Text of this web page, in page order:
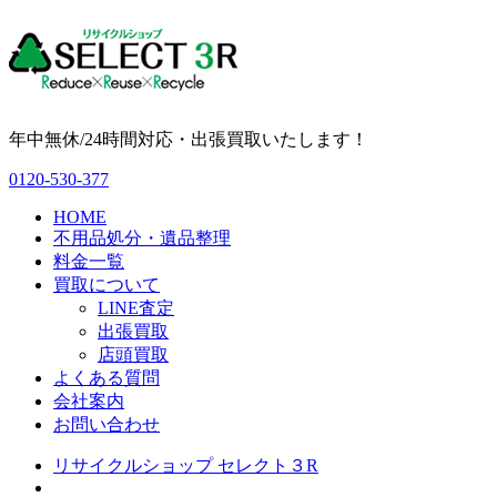
年中無休/24時間対応・出張買取いたします！
0120-530-377
HOME
不用品処分・遺品整理
料金一覧
買取について
LINE査定
出張買取
店頭買取
よくある質問
会社案内
お問い合わせ
リサイクルショップ セレクト３R